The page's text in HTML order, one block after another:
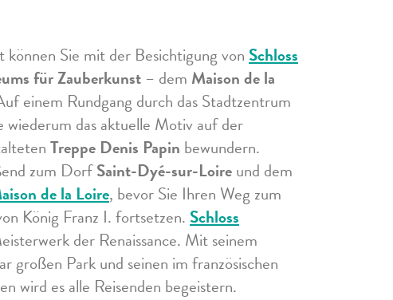
Sie mit der Besichtigung von Schloss
für Zauberkunst – dem Maison de la
einem Rundgang durch das Stadtzentrum
wiederum das aktuelle Motiv auf der
Treppe Denis Papin bewundern.
zum DorfSaint-Dyé-sur-Loireund dem
de la Loire, bevor Sie Ihren Weg zum
König Franz I. fortsetzen. Schloss
der Renaissance. Mit seinem
großen Park und seinen im französischen
wird es alle Reisenden begeistern.